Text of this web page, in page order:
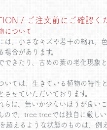
/ ご注文前にご確認く
について
は、小さなキズや若干の縮れ、
合があります。
できたり、古めの葉の老化現象
いては、生きている植物の特性
させていただいております。
らは、無いか少ないほうが良い
ので、tree treeでは独自に厳し
超えるような状態のものは、例